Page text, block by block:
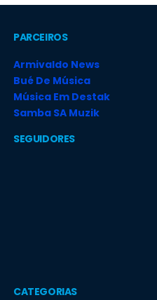
PARCEIROS
Armivaldo News
Bué De Música
Música Em Destak
Samba SA Muzik
SEGUIDORES
CATEGORIAS